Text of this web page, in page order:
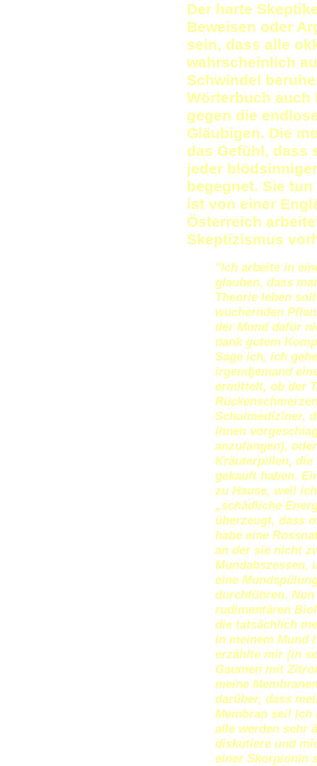
Der harte
Beweisen oder
sein, dass alle
wahrscheinlich
Schwindel
Wörterbuch auch
gegen die
Gläubigen. Die
das Gefühl, dass
jeder
begegnet. Sie
ist von einer
Österreich
Skeptizismus
"Ich arbeite in
glauben, dass
Theorie leben
wuchernden
der Mond dafür
dank gutem
Sage ich, ich
irgendjemand
ermittelt, ob der
Schulmediziner,
ihnen
anzufangen),
Kräuterpillen, die
gekauft haben.
zu Hause, weil
„schädliche
überzeugt, dass
habe eine
an der sie nicht
Mundabszessen,
eine
durchführen.
rudimentären
die tatsächlich
in meinem Mund
erzählte mir (in
Gaumen mit
meine
darüber, dass
Membran sei!
alle werden sehr
diskutiere und
einer Skorpionin